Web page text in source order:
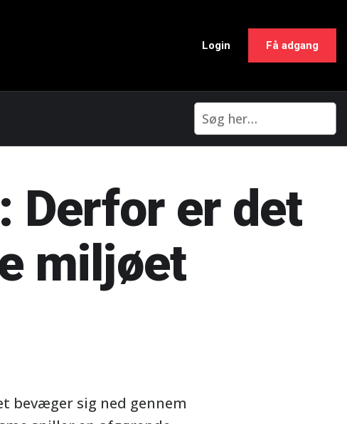
Login Få adgang
Derfor er det
miljøet
bevæger sig ned gennem